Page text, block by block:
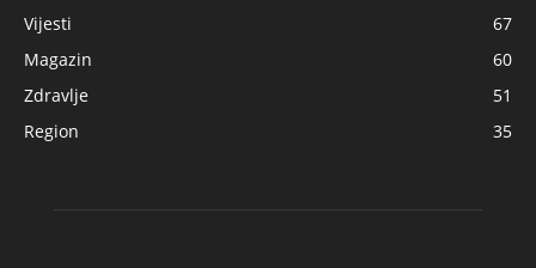
Vijesti
67
Magazin
60
Zdravlje
51
Region
35